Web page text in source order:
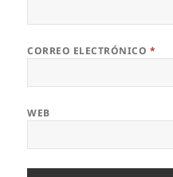
CORREO ELECTRÓNICO *
WEB